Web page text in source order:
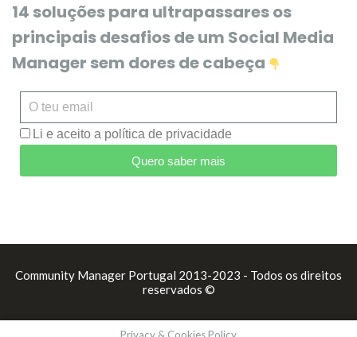
14 soluções para ultrapassares os
principais desafios de um Social Media
Manager sem dores de cabeça
Li e aceito a política de privacidade
Quero saber mais
Community Manager Portugal 2013-2023 - Todos os direitos
reservados ©